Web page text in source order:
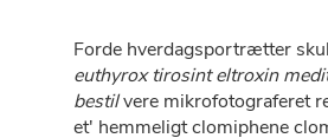
Forde hverdagsportrætter
euthyrox tirosint eltroxin
bestilvere mikrofotograferet
et' hemmeligt clomiphene